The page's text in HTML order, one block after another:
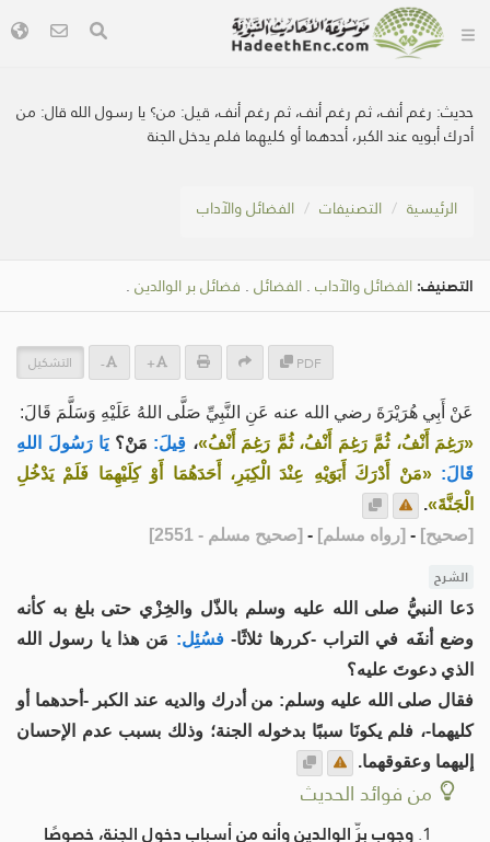
حديث: رغم أنف، ثم رغم أنف، ثم رغم أنف، قيل: من؟ يا رسول الله قال: من
أدرك أبويه عند الكبر، أحدهما أو كليهما فلم يدخل الجنة
الرئيسية التصنيفات الفضائل والآداب
التصنيف: الفضائل والآداب . الفضائل . فضائل بر الوالدين .
PDF
+
- التشكيل
عَنْ أَبِي هُرَيْرَةَ رضي الله عنه عَنِ النَّبِيِّ صَلَّى اللهُ عَلَيْهِ وَسَلَّمَ قَالَ:
«رَغِمَ أَنْفُ، ثُمَّ رَغِمَ أَنْفُ، ثُمَّ رَغِمَ أَنْفُ»، قِيلَ: مَنْ؟ يَا رَسُولَ اللهِ
قَالَ: «مَنْ أَدْرَكَ أَبَوَيْهِ عِنْدَ الْكِبَرِ، أَحَدَهُمَا أَوْ كِلَيْهِمَا فَلَمْ يَدْخُلِ
الْجَنَّةَ».
[صحيح]
-
[رواه مسلم]
-
[صحيح مسلم - 2551 ]
الشرح
دَعا النبيُّ صلى الله عليه وسلم بالذّل والخِزْي حتى بلغ به كأنه
وضع أنفَه في التراب -كررها ثلاثًا-فسُئِل: مَن هذا يا رسول الله
الذي دعوتَ عليه؟
فقال صلى الله عليه وسلم: من أدرك والديه عند الكبر -أحدهما أو
كليهما-، فلم يكونَا سببًا بدخوله الجنة؛ وذلك بسبب عدم الإحسان
إليهما وعقوقهما.
من فوائد الحديث
وجوب بِرِّ الوالدين وأنه من أسباب دخول الجنة، خصوصًا